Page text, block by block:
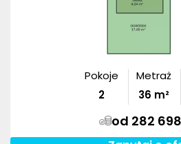
Pokoje
2
Metraż
36 m²
od 282